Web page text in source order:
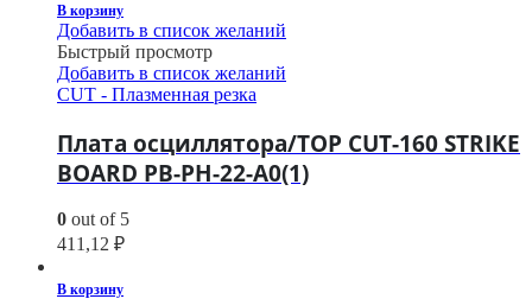
В корзину
Добавить в список желаний
Быстрый просмотр
Добавить в список желаний
CUT - Плазменная резка
Плата осциллятора/TOP CUT-160 STRIKE
BOARD PB-PH-22-A0(1)
0 out of 5
411,12 ₽
В корзину